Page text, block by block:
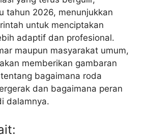
tahun 2026, menunjukkan
untuk menciptakan
adaptif dan profesional.
maupun masyarakat umum,
memberikan gambaran
bagaimana roda
dan bagaimana peran
dalamnya.